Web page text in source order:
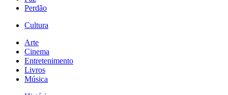
Perdão
Cultura
Arte
Cinema
Entretenimento
Livros
Música